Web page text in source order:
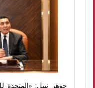
جوهر نبيل: «المتحدة